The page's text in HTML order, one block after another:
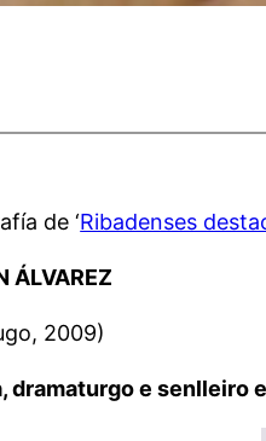
de ‘Ribadenses
ÁLVAREZ
2009)
dramaturgo e